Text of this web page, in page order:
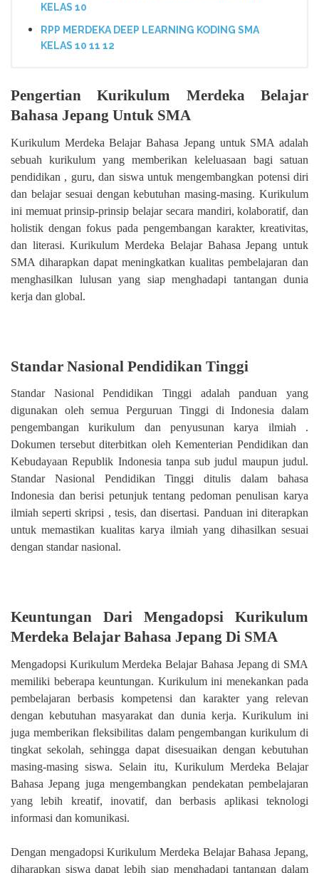
KELAS 10
RPP MERDEKA DEEP LEARNING KODING SMA
KELAS 10 11 12
Pengertian Kurikulum Merdeka Belajar
Bahasa Jepang Untuk SMA
Kurikulum Merdeka Belajar Bahasa Jepang untuk SMA adalah
sebuah kurikulum yang memberikan keleluasaan bagi satuan
pendidikan , guru, dan siswa untuk mengembangkan potensi diri
dan belajar sesuai dengan kebutuhan masing-masing. Kurikulum
ini memuat prinsip-prinsip belajar secara mandiri, kolaboratif, dan
holistik dengan fokus pada pengembangan karakter, kreativitas,
dan literasi. Kurikulum Merdeka Belajar Bahasa Jepang untuk
SMA diharapkan dapat meningkatkan kualitas pembelajaran dan
menghasilkan lulusan yang siap menghadapi tantangan dunia
kerja dan global.
Standar Nasional Pendidikan Tinggi
Standar Nasional Pendidikan Tinggi adalah panduan yang
digunakan oleh semua Perguruan Tinggi di Indonesia dalam
pengembangan kurikulum dan penyusunan karya ilmiah .
Dokumen tersebut diterbitkan oleh Kementerian Pendidikan dan
Kebudayaan Republik Indonesia tanpa sub judul maupun judul.
Standar Nasional Pendidikan Tinggi ditulis dalam bahasa
Indonesia dan berisi petunjuk tentang pedoman penulisan karya
ilmiah seperti skripsi , tesis, dan disertasi. Panduan ini diterapkan
untuk memastikan kualitas karya ilmiah yang dihasilkan sesuai
dengan standar nasional.
Keuntungan Dari Mengadopsi Kurikulum
Merdeka Belajar Bahasa Jepang Di SMA
Mengadopsi Kurikulum Merdeka Belajar Bahasa Jepang di SMA
memiliki beberapa keuntungan. Kurikulum ini menekankan pada
pembelajaran berbasis kompetensi dan karakter yang relevan
dengan kebutuhan masyarakat dan dunia kerja. Kurikulum ini
juga memberikan fleksibilitas dalam pengembangan kurikulum di
tingkat sekolah, sehingga dapat disesuaikan dengan kebutuhan
masing-masing siswa. Selain itu, Kurikulum Merdeka Belajar
Bahasa Jepang juga mengembangkan pendekatan pembelajaran
yang lebih kreatif, inovatif, dan berbasis aplikasi teknologi
informasi dan komunikasi.
Dengan mengadopsi Kurikulum Merdeka Belajar Bahasa Jepang,
diharapkan siswa dapat lebih siap menghadapi tantangan dalam